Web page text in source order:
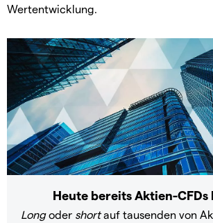
Wertentwicklung.
Heute bereits Aktien-CFDs
Longoder shortauf tausenden von